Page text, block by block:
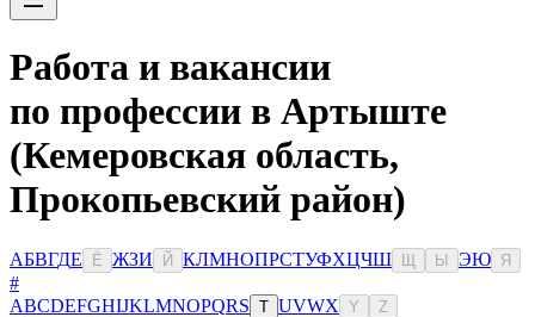
Работа и вакансии
по профессии в Артыште
(Кемеровская область,
Прокопьевский район)
АБВГДЕ Ё ЖЗИ Й КЛМНОПРСТУФХЦЧШ Ы ЭЮ Я
#
ABCDEFGHIJKLMNOPQRS T UVWX Y Z